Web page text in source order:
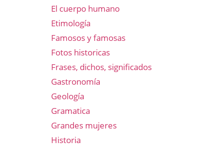
El cuerpo humano
Etimología
Famosos y famosas
Fotos historicas
Frases, dichos, significados
Gastronomía
Geología
Gramatica
Grandes mujeres
Historia